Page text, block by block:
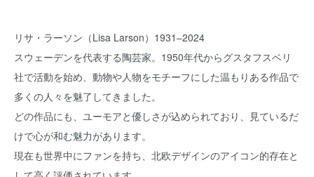
リサ・ラーソン（Lisa Larson）1931–2024
スウェーデンを代表する陶芸家。1950年代からグスタフスベリ
社で活動を始め、動物や人物をモチーフにした温もりある作品で
多くの人々を魅了してきました。
どの作品にも、ユーモアと優しさが込められており、見ているだ
けで心が和む魅力があります。
現在も世界中にファンを持ち、北欧デザインのアイコン的存在と